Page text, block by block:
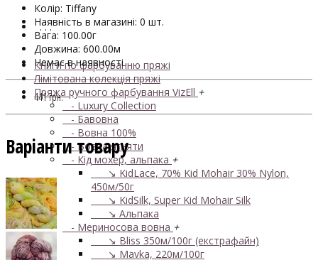
. . .
Книги по фарбуванню пряжі
Лімітована колекція пряжі
Пряжа ручного фарбування VizEll +
- Luxury Collection
- Бавовна
- Вовна 100%
- Вовна ягняти
- Кід мохер, альпака +
↘ KidLace, 70% Kid Mohair 30% Nylon,
450м/50г
↘ KidSilk, Super Kid Mohair Silk
↘ Альпака
- Мериносова вовна +
↘ Bliss 350м/100г (екстрафайн)
↘ Mavka, 220м/100г
Колір: Tiffany
Наявність в магазині: 0 шт.
Вага: 100.00г
Довжина: 600.00м
Немає в наявності
441 грн.
Варіанти товару